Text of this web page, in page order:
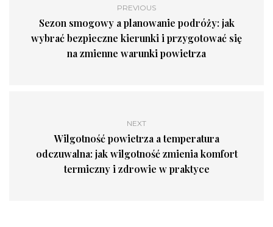
PREVIOUS
Sezon smogowy a planowanie podróży: jak
wybrać bezpieczne kierunki i przygotować się
na zmienne warunki powietrza
NEXT
Wilgotność powietrza a temperatura
odczuwalna: jak wilgotność zmienia komfort
termiczny i zdrowie w praktyce